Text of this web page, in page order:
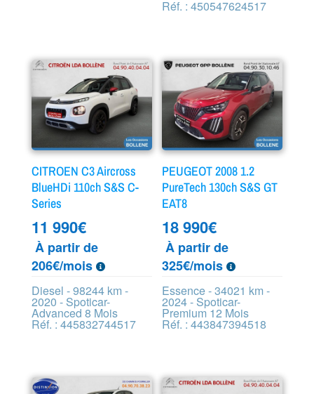
Réf. : 450547624517
CITROEN C3 Aircross
BlueHDi 110ch S&S C-
Series
11 990€
À partir de
206€/mois
Diesel - 98244 km -
2020 - Spoticar-
Advanced 8 Mois
Réf. : 445832744517
PEUGEOT 2008 1.2
PureTech 130ch S&S GT
EAT8
18 990€
À partir de
325€/mois
Essence - 34021 km -
2024 - Spoticar-
Premium 12 Mois
Réf. : 443847394518